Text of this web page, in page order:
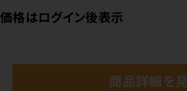
価格はログイン後表示
商品詳細を